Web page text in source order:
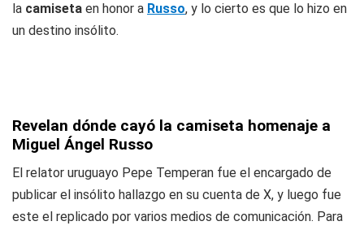
la camiseta en honor a Russo, y lo cierto es que lo hizo en
un destino insólito.
Revelan dónde cayó la camiseta homenaje a
Miguel Ángel Russo
El relator uruguayo Pepe Temperan fue el encargado de
publicar el insólito hallazgo en su cuenta de X, y luego fue
este el replicado por varios medios de comunicación. Para